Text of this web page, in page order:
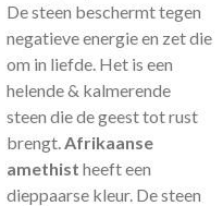
De steen beschermt tegen
negatieve energie en zet die
om in liefde. Het is een
helende & kalmerende
steen die de geest tot rust
brengt.Afrikaanse
amethist heeft een
dieppaarse kleur. De steen